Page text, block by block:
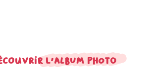
l'album photo